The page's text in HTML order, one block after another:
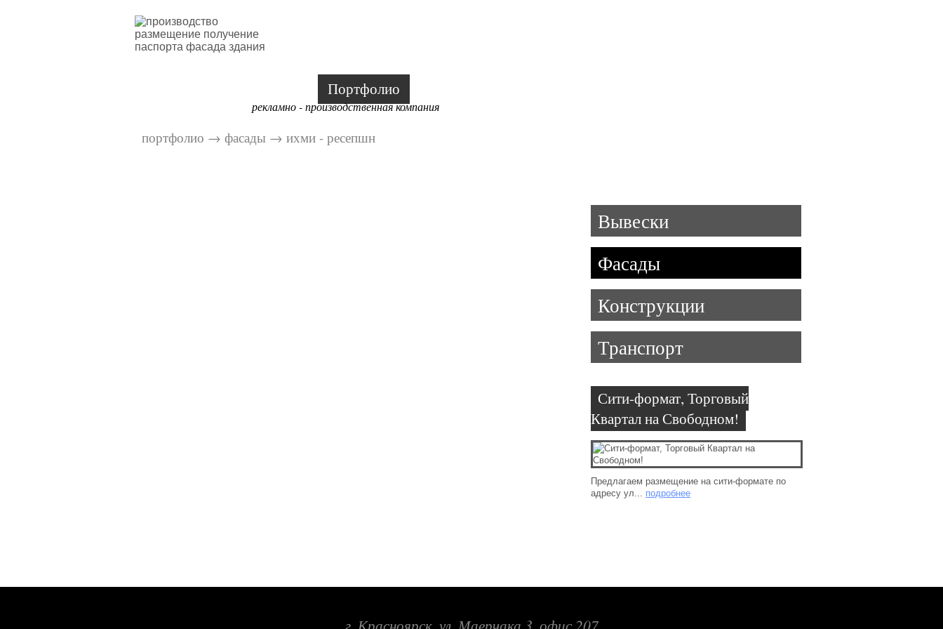
рекламно - производственная компания
Портфолио
портфолио → фасады → ихми - ресепшн
Вывески
Фасады
Конструкции
Транспорт
Сити-формат, Торговый
Квартал на Свободном!
Предлагаем размещение на сити-формате по
адресу ул... подробнее